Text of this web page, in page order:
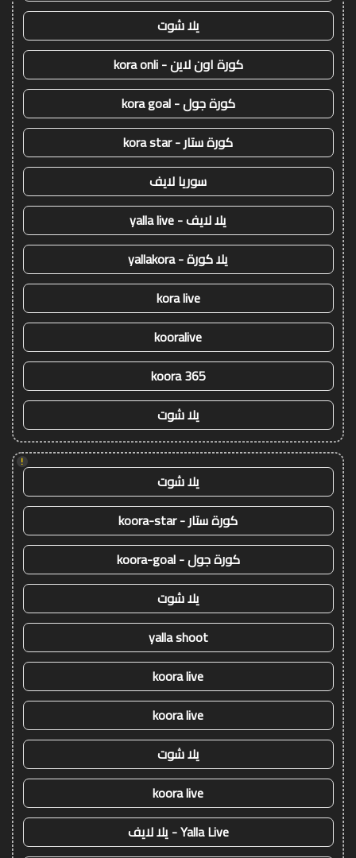
يلا شوت
كورة اون لاين - kora onli
كورة جول - kora goal
كورة ستار - kora star
سوريا لايف
يلا لايف - yalla live
يلا كورة - yallakora
kora live
kooralive
koora 365
يلا شوت
!
يلا شوت
كورة ستار - koora-star
كورة جول - koora-goal
يلا شوت
yalla shoot
koora live
koora live
يلا شوت
koora live
Yalla Live - يلا لايف